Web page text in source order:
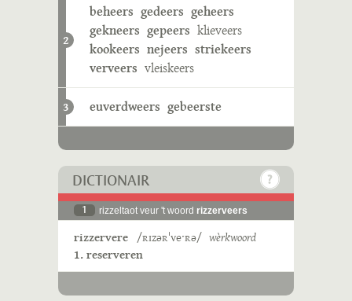
2
beheers gedeers geheers
gekneers gepeers klieveers
kookeers nejeers striekeers
verveers vleiskeers
3 euverdweers gebeerste
DICTIONAIR
1 rizzeltaot veur 't woord rizzerveers
rizzervere /ʀɪzəʀˈveˑʀə/ wèrkwoord
1. reserveren